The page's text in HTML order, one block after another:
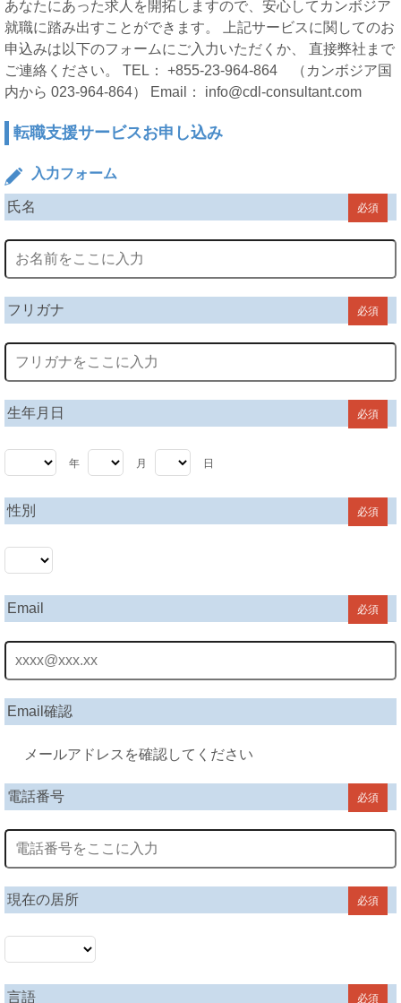
あなたにあった求人を開拓しますので、安心してカンボジア
就職に踏み出すことができます。 上記サービスに関してのお
申込みは以下のフォームにご入力いただくか、 直接弊社まで
ご連絡ください。 TEL： +855-23-964-864 （カンボジア国
内から 023-964-864） Email： info@cdl-consultant.com
転職支援サービスお申し込み
入力フォーム
氏名 必須
フリガナ 必須
生年月日 必須
年 月 日
性別 必須
Email 必須
Email確認
メールアドレスを確認してください
電話番号 必須
現在の居所 必須
言語 必須